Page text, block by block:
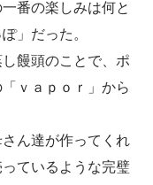
番の楽しみは何と
」だった。
饅頭のことで、ポ
ｖａｐｏｒ」から
ん達が作ってくれ
ているような完璧